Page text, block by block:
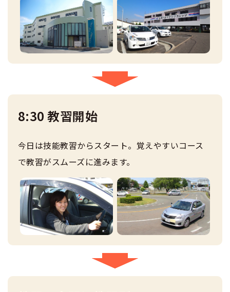
8:30 教習開始
今日は技能教習からスタート。覚えやすいコース
で教習がスムーズに進みます。